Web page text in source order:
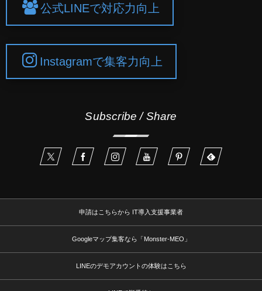
公式LINEで対応力向上
Instagramで集客力向上
Subscribe / Share
申請はこちらから IT導入支援事業者
Googleマップ集客なら「Monster-MEO」
LINEのデモアカウントの体験はこちら